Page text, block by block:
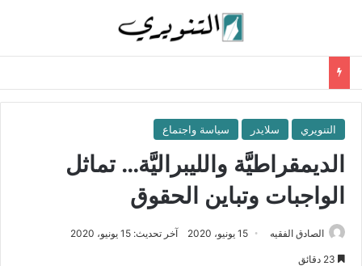
التنويري سلايدر سياسة واجتماع
الديمقراطيَّة والليبراليَّة… تماثل
الواجبات وتباين الحقوق
الصادق الفقيه 15 يونيو، 2020 آخر تحديث: 15 يونيو، 2020